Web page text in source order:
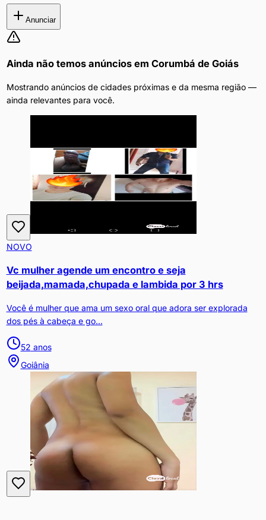
Anunciar
Ainda não temos anúncios em Corumbá de Goiás
Mostrando anúncios de cidades próximas e da mesma região —
ainda relevantes para você.
NOVO
Vc mulher agende um encontro e seja
beijada,mamada,chupada e lambida por 3 hrs
Você é mulher que ama um sexo oral que adora ser explorada
dos pés à cabeça e go...
52 anos
Goiânia